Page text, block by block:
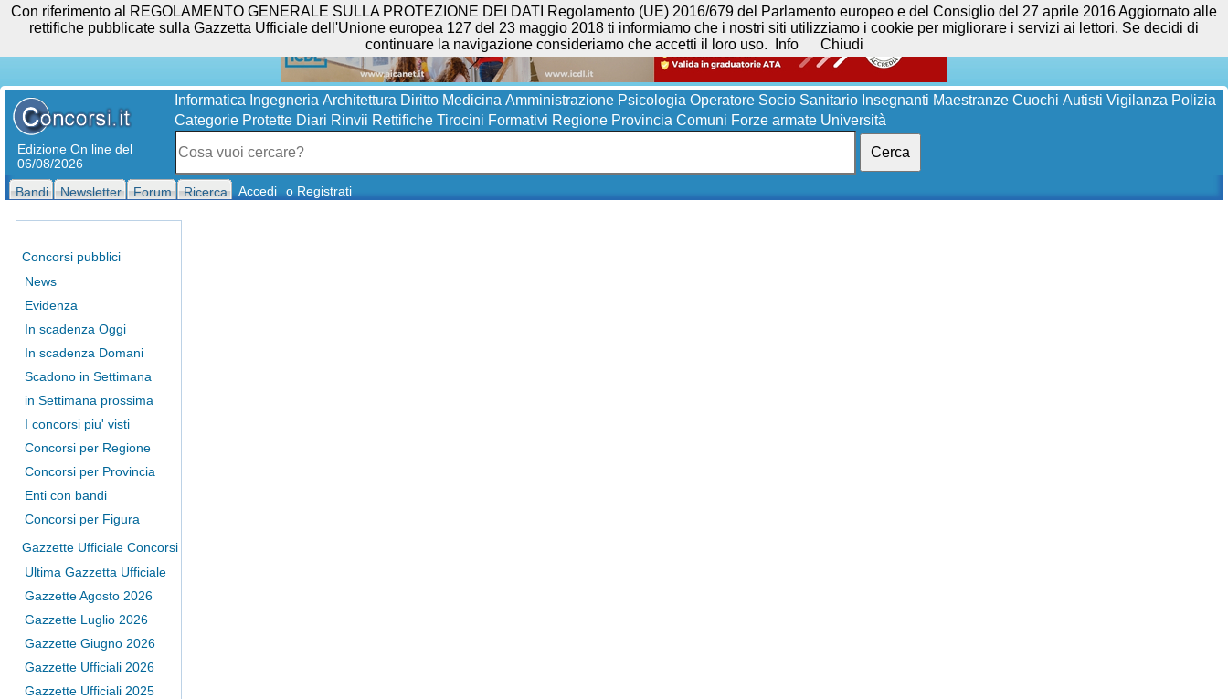
Edizione On line del
06/08/2026
Informatica Ingegneria Architettura Diritto Medicina Amministrazione Psicologia Operatore Socio Sanitario Insegnanti Maestranze Cuochi Autisti Vigilanza Polizia
Categorie Protette Diari Rinvii Rettifiche Tirocini Formativi Regione Provincia Comuni Forze armate Università
Cerca
Bandi Newsletter Forum Ricerca Accedi o Registrati
Concorsi pubblici
News
Evidenza
In scadenza Oggi
In scadenza Domani
Scadono in Settimana
in Settimana prossima
I concorsi piu' visti
Concorsi per Regione
Concorsi per Provincia
Enti con bandi
Concorsi per Figura
Gazzette Ufficiale Concorsi
Ultima Gazzetta Ufficiale
Gazzette Agosto 2026
Gazzette Luglio 2026
Gazzette Giugno 2026
Gazzette Ufficiali 2026
Gazzette Ufficiali 2025
Con riferimento al REGOLAMENTO GENERALE SULLA PROTEZIONE DEI DATI Regolamento (UE) 2016/679 del Parlamento europeo e del Consiglio del 27 aprile 2016 Aggiornato alle
rettifiche pubblicate sulla Gazzetta Ufficiale dell'Unione europea 127 del 23 maggio 2018 ti informiamo che i nostri siti utilizziamo i cookie per migliorare i servizi ai lettori. Se decidi di
continuare la navigazione consideriamo che accetti il loro uso.
Info Chiudi